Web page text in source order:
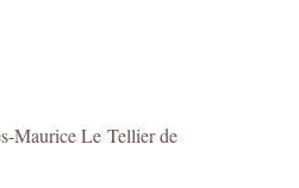
Maurice Le Tellier de